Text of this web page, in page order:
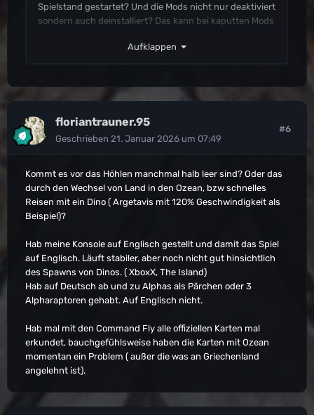
Spielstand gestartet? Und die Mods nicht nur deaktiviert
sondern auch deinstalliert? Das kann bei kaputten Mods
nur deaktivierte Mods so für Probleme sorgen können.
und auch ein neuer Spielstand keine Abhilfe bringt, wäre
es hier vermutlich sinnvoll, das ganze an Wildcard zu
melden. Dann besteht nämlich die Möglichkeit, das du
keinen Einfluss darauf nehmen kannst. Leider kenne ich
mich mit den Konsolen nicht wirklich aus, daher weiß ich
Am 20.1.2026 um 16:06 schrieb
Alexiel83:
hast du mal geschaut, ob du das gleiche Problem
auf einer anderen Map hast? Den harten cut
(sprich Spiel und sonstige Daten gelöscht) hast du
ja jetzt schon gemacht. Hast du auch einen
komplett neuen Spielstand gestartet? Und die
deinstalliert? Das kann bei kaputten Mods wichtig
sein, da Ark immer ALLE Inhalte lädt und auch nur
deaktivierte Mods so für Probleme sorgen können.
Sollte das Problem auch auf anderen Maps
auftaucht und auch ein neuer Spielstand keine
Aufklappen
Spiele auf Island(Main)habe aber das selbe problem
auch auf ragnarok(Test) es liegt auch nicht an den mods
habe dass hat alles resetet und ohne mods gestartet
Aufklappen
floriantrauner.95
Geschrieben 21. Januar 2026 um 07:49
#6
Kommt es vor das Höhlen manchmal halb leer sind? Oder das
durch den Wechsel von Land in den Ozean, bzw schnelles
Reisen mit ein Dino ( Argetavis mit 120% Geschwindigkeit als
Beispiel)?
Hab meine Konsole auf Englisch gestellt und damit das Spiel
auf Englisch. Läuft stabiler, aber noch nicht gut hinsichtlich
des Spawns von Dinos. ( XboxX, The Island)
Hab auf Deutsch ab und zu Alphas als Pärchen oder 3
Alpharaptoren gehabt. Auf Englisch nicht.
Hab mal mit den Command Fly alle offiziellen Karten mal
erkundet, bauchgefühlsweise haben die Karten mit Ozean
momentan ein Problem ( außer die was an Griechenland
angelehnt ist).